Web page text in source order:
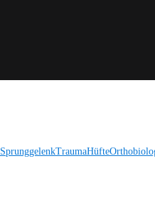
TraumaHüfte